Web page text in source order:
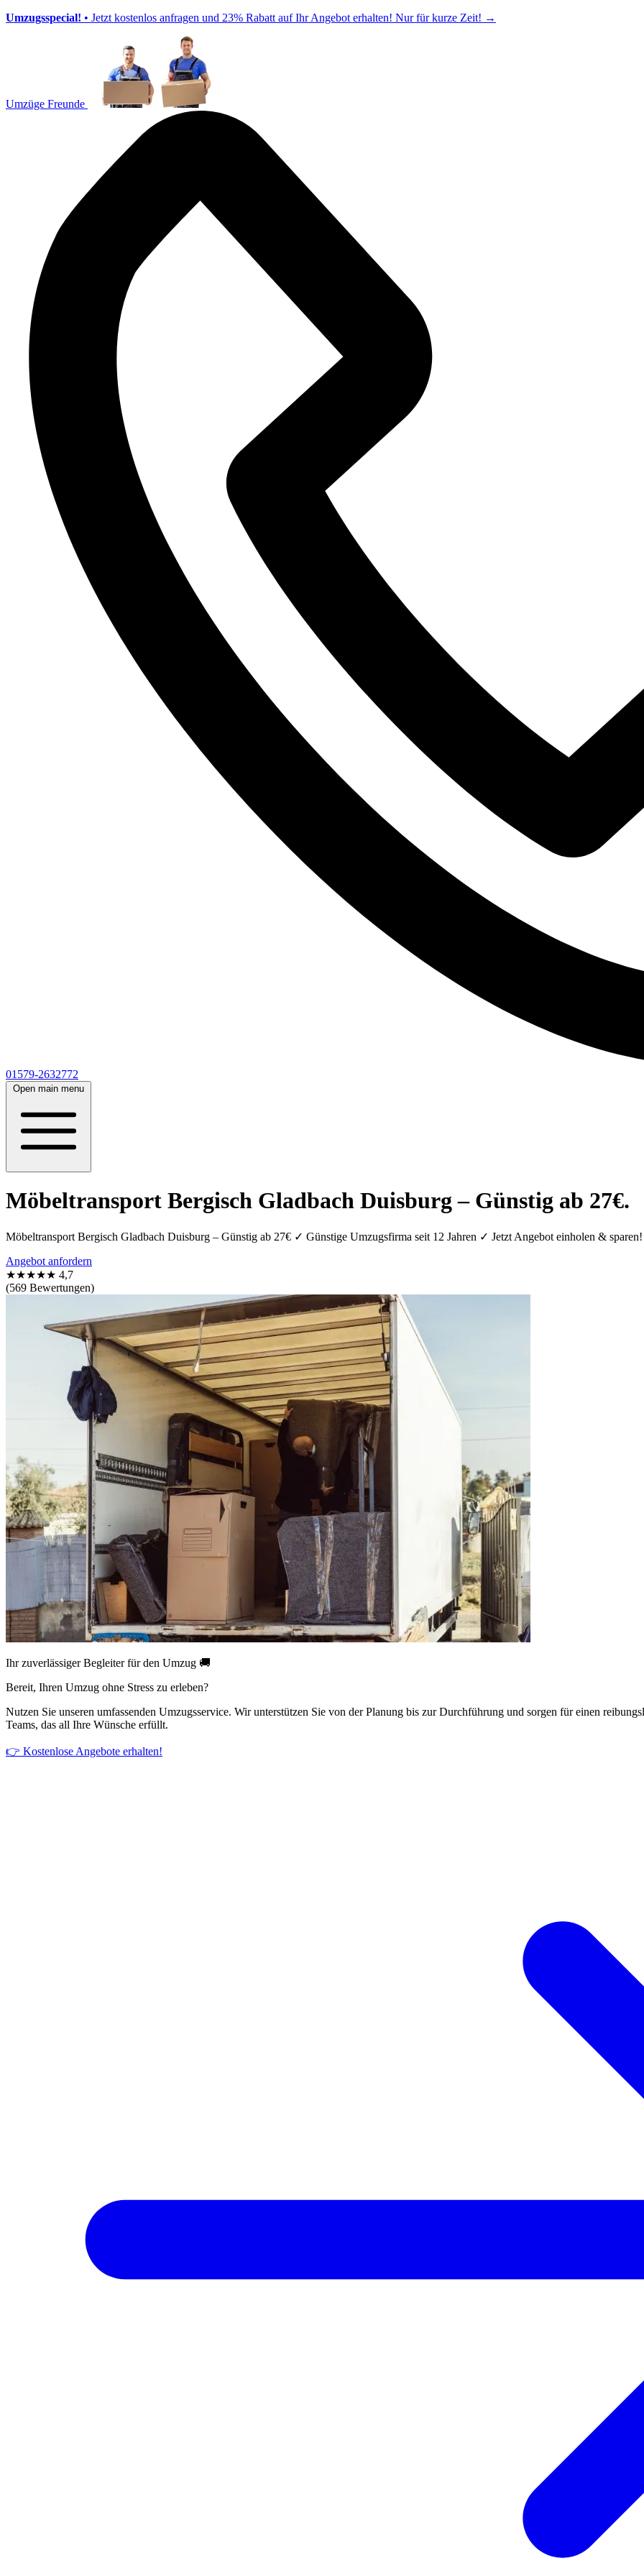
Umzugsspecial! • Jetzt kostenlos anfragen und 23% Rabatt auf Ihr Angebot erhalten! Nur für kurze Zeit! →
Umzüge Freunde
01579-2632772
Open main menu
Möbeltransport Bergisch Gladbach Duisburg – Günstig ab 27€.
Möbeltransport Bergisch Gladbach Duisburg – Günstig ab 27€ ✓ Günstige Umzugsfirma seit 12 Jahren ✓ Jetzt Angebot einholen &
Angebot anfordern
★★★★★ 4,7
(569 Bewertungen)
Ihr zuverlässiger Begleiter für den Umzug 🚚
Bereit, Ihren Umzug ohne Stress zu erleben?
Nutzen Sie unseren umfassenden Umzugsservice. Wir unterstützen Sie von der Planung bis zur Durchführung und sorgen für einen
Teams, das all Ihre Wünsche erfüllt.
👉 Kostenlose Angebote erhalten!